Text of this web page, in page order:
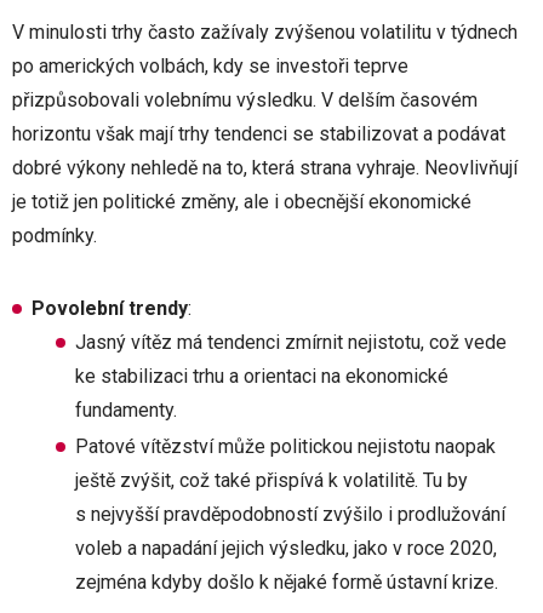
V minulosti trhy často zažívaly zvýšenou volatilitu v týdnech
po amerických volbách, kdy se investoři teprve
přizpůsobovali volebnímu výsledku. V delším časovém
horizontu však mají trhy tendenci se stabilizovat a podávat
dobré výkony nehledě na to, která strana vyhraje. Neovlivňují
je totiž jen politické změny, ale i obecnější ekonomické
podmínky.
Povolební trendy:
Jasný vítěz má tendenci zmírnit nejistotu, což vede
ke stabilizaci trhu a orientaci na ekonomické
fundamenty.
Patové vítězství může politickou nejistotu naopak
ještě zvýšit, což také přispívá k volatilitě. Tu by
s nejvyšší pravděpodobností zvýšilo i prodlužování
voleb a napadání jejich výsledku, jako v roce 2020,
zejména kdyby došlo k nějaké formě ústavní krize.